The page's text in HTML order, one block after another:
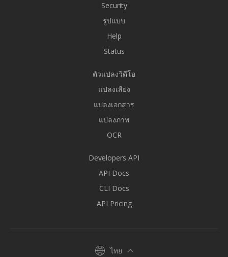
Security
รูปแบบ
Help
Status
ตัวแปลงวิดีโอ
แปลงเสียง
แปลงเอกสาร
แปลงภาพ
OCR
Developers API
API Docs
CLI Docs
API Pricing
ไทย